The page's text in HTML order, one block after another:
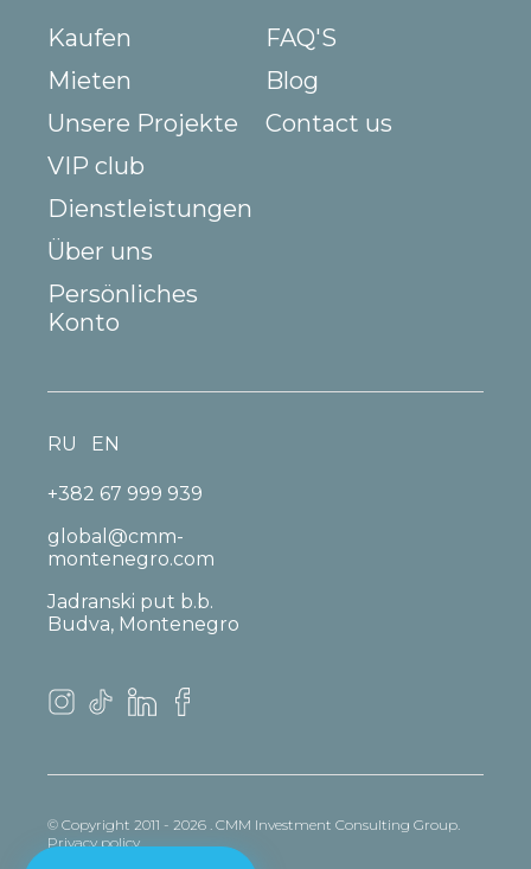
Kaufen
Mieten
Unsere Projekte
VIP club
Dienstleistungen
Über uns
FAQ'S
Blog
Contact us
Persönliches
Konto
+382 67 999 939
global@cmm-
montenegro.com
Jadranski put b.b.
Budva, Montenegro
RU EN
© Copyright 2011 - 2026 . CMM Investment Consulting Group.
Privacy policy